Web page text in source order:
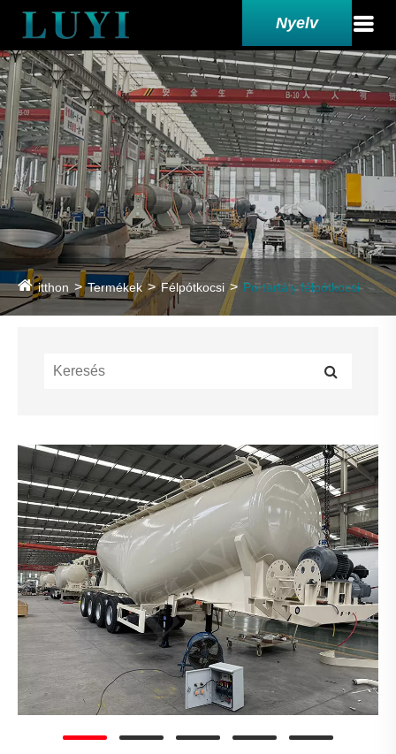
Nyelv
itthon Termékek Félpótkocsi Portartály félpótkocsi